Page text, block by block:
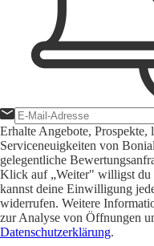
Erhalte Angebote,
Serviceneuigkeiten von
gelegentliche
Klick auf „Weiter" willigst du
kannst deine Einwilligung
widerrufen. Weitere
zur Analyse von Öffnungen
Datenschutzerklärung.